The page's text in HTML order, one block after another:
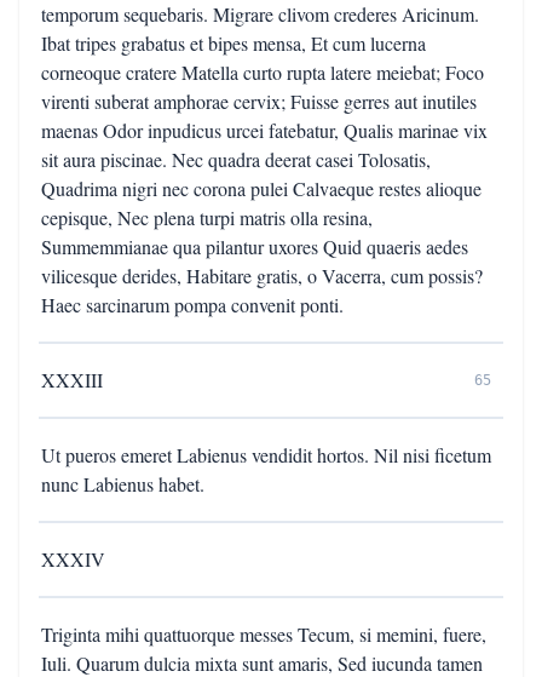
temporum sequebaris. Migrare clivom crederes Aricinum.
Ibat tripes grabatus et bipes mensa, Et cum lucerna
corneoque cratere Matella curto rupta latere meiebat; Foco
virenti suberat amphorae cervix; Fuisse gerres aut inutiles
maenas Odor inpudicus urcei fatebatur, Qualis marinae vix
sit aura piscinae. Nec quadra deerat casei Tolosatis,
Quadrima nigri nec corona pulei Calvaeque restes alioque
cepisque, Nec plena turpi matris olla resina,
Summemmianae qua pilantur uxores Quid quaeris aedes
vilicesque derides, Habitare gratis, o Vacerra, cum possis?
Haec sarcinarum pompa convenit ponti.
XXXIII 65
Ut pueros emeret Labienus vendidit hortos. Nil nisi ficetum
nunc Labienus habet.
XXXIV
Triginta mihi quattuorque messes Tecum, si memini, fuere,
Iuli. Quarum dulcia mixta sunt amaris, Sed iucunda tamen